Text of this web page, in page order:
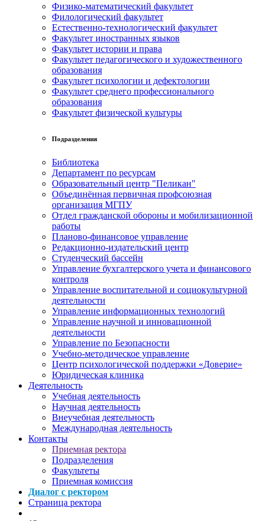
Физико-математический факультет
Филологический факультет
Естественно-технологический факультет
Факультет иностранных языков
Факультет истории и права
Факультет педагогического и художественного
образования
Факультет психологии и дефектологии
Факультет среднего профессионального
образования
Факультет физической культуры
Подразделения
Библиотека
Департамент по ресурсам
Образовательный центр "Пеликан"
Объединённая первичная профсоюзная
организация МГПУ
Отдел гражданской обороны и мобилизационной
работы
Планово-финансовое управление
Редакционно-издательский центр
Студенческий бассейн
Управление бухгалтерского учета и финансового
контроля
Управление воспитательной и социокультурной
деятельности
Управление информационных технологий
Управление научной и инновационной
деятельности
Управление по Безопасности
Учебно-методическое управление
Центр психологической поддержки «Доверие»
Юридическая клиника
Деятельность
Учебная деятельность
Научная деятельность
Внеучебная деятельность
Международная деятельность
Контакты
Приемная ректора
Подразделения
Факультеты
Приемная комиссия
Диалог с ректором
Страница ректора